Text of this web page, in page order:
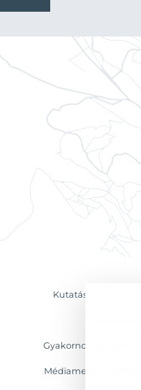
Kutatás & Elemzés
Gyakornoki program
Médiamegjelenések